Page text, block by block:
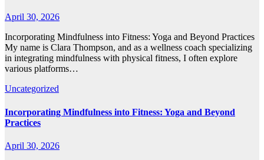
April 30, 2026
Incorporating Mindfulness into Fitness: Yoga and Beyond Practices
My name is Clara Thompson, and as a wellness coach specializing
in integrating mindfulness with physical fitness, I often explore
various platforms…
Uncategorized
Incorporating Mindfulness into Fitness: Yoga and Beyond
Practices
April 30, 2026